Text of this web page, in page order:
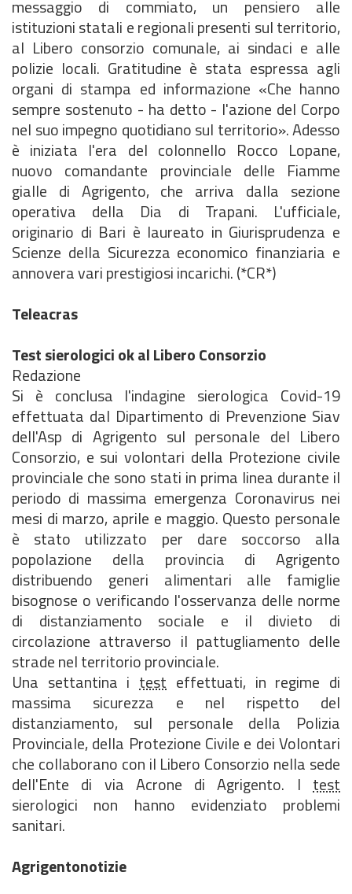
messaggio di commiato, un pensiero alle
istituzioni statali e regionali presenti sul territorio,
al Libero consorzio comunale, ai sindaci e alle
polizie locali. Gratitudine è stata espressa agli
organi di stampa ed informazione «Che hanno
sempre sostenuto - ha detto - l'azione del Corpo
nel suo impegno quotidiano sul territorio». Adesso
è iniziata l'era del colonnello Rocco Lopane,
nuovo comandante provinciale delle Fiamme
gialle di Agrigento, che arriva dalla sezione
operativa della Dia di Trapani. L'ufficiale,
originario di Bari è laureato in Giurisprudenza e
Scienze della Sicurezza economico finanziaria e
annovera vari prestigiosi incarichi. (*CR*)
Teleacras
Test sierologici ok al Libero Consorzio
Redazione
Si è conclusa l'indagine sierologica Covid-19
effettuata dal Dipartimento di Prevenzione Siav
dell'Asp di Agrigento sul personale del Libero
Consorzio, e sui volontari della Protezione civile
provinciale che sono stati in prima linea durante il
periodo di massima emergenza Coronavirus nei
mesi di marzo, aprile e maggio. Questo personale
è stato utilizzato per dare soccorso alla
popolazione della provincia di Agrigento
distribuendo generi alimentari alle famiglie
bisognose o verificando l'osservanza delle norme
di distanziamento sociale e il divieto di
circolazione attraverso il pattugliamento delle
strade nel territorio provinciale.
Una settantina i test effettuati, in regime di
massima sicurezza e nel rispetto del
distanziamento, sul personale della Polizia
Provinciale, della Protezione Civile e dei Volontari
che collaborano con il Libero Consorzio nella sede
dell'Ente di via Acrone di Agrigento. I test
sierologici non hanno evidenziato problemi
sanitari.
Agrigentonotizie